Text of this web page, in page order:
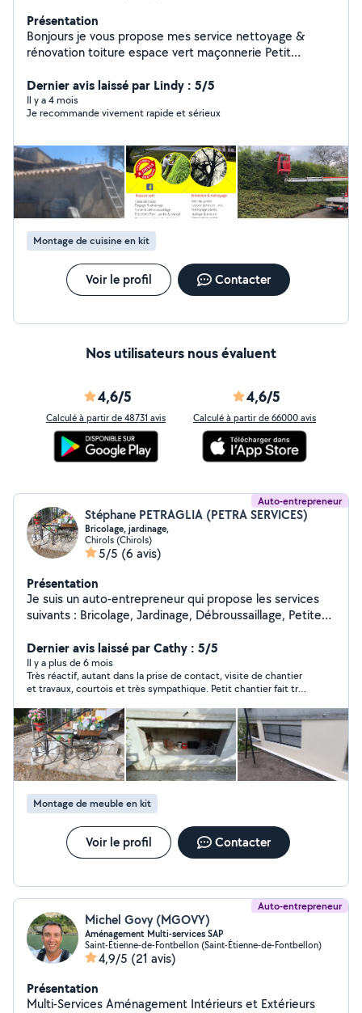
Présentation
Bonjours je vous propose mes service nettoyage &
rénovation toiture espace vert maçonnerie Petit
Dernier avis laissé par Lindy : 5/5
Il y a 4 mois
Je recommande vivement rapide et sérieux
Montage de cuisine en kit
Voir le profil Contacter
Nos utilisateurs nous évaluent
4,6/5
Calculé à partir de 48731 avis
4,6/5
Calculé à partir de 66000 avis
Auto-entrepreneur
Stéphane PETRAGLIA (PETRA SERVICES)
Bricolage, jardinage,
Chirols (Chirols)
5/5 (6 avis)
Présentation
Je suis un auto-entrepreneur qui propose les services
suivants : Bricolage, Jardinage, Débroussaillage, Petites
Transport pour électroménagers, meubles, Montage ou
démontage des meubles Contacter moi. PETRA
SERVICES à Chirols (07)
Dernier avis laissé par Cathy : 5/5
Il y a plus de 6 mois
Très réactif, autant dans la prise de contact, visite de chantier
et travaux, courtois et très sympathique. Petit chantier fait très
ne servait à rien, résultats coût réduit. Travail bien fait et
soigné. Très contente. Merci encore et je vous contacte dès
que nécessaire.
Montage de meuble en kit
Voir le profil Contacter
Auto-entrepreneur
Michel Govy (MGOVY)
Aménagement Multi-services SAP
Saint-Étienne-de-Fontbellon (Saint-Étienne-de-Fontbellon)
4,9/5 (21 avis)
Présentation
Multi-Services Aménagement Intérieurs et Extérieurs